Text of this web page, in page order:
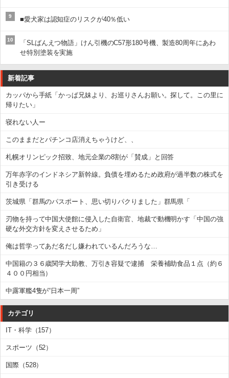
9 ■愛犬家は認知症のリスクが40％低い
10
「SLばんえつ物語」けん引機のC57形180号機、製造80周年にあわ
せ特別塗装を実施
新着記事
カッパから手紙「かっぱ兄妹より、お巡りさんお願い。探して。この里に
帰りたい」
寝れない人ー
このままだとパチンコ店消えちゃうけど、、
札幌オリンピック招致、地元企業の8割が「賛成」と回答
万年赤字のインドネシア新幹線。負債を埋めるため政府が過半数の株式を
引き受ける
茨城県「群馬のパスポート、思い切りパクりました」群馬県「
刃物を持って中国大使館に侵入した自衛官、地裁で動機明かす「中国の強
硬な外交方針を変えさせるため」
俺は哲学ってあだ名だし嫌われているんだろうな…
中国籍の３６歳関学大助教、万引き容疑で逮捕 栄養補助食品１点（約６
４００円相当）
中露軍艦4隻が“日本一周”
カテゴリ
IT・科学（157）
スポーツ（52）
国際（528）